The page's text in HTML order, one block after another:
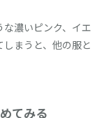
濃いピンク、イエ
まうと、他の服と
てみる